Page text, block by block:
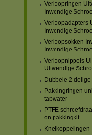
Verloopringen
Inwendige
Verloopadapters
Inwendige
Verloopsokken
Inwendige
Verloopnippels
Uitwendige
Dubbele 2-
Pakkingringen
tapwater
PTFE
en pakkingkit
Knelkoppelingen